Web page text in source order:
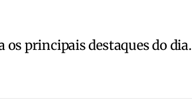
os principais destaques do dia.